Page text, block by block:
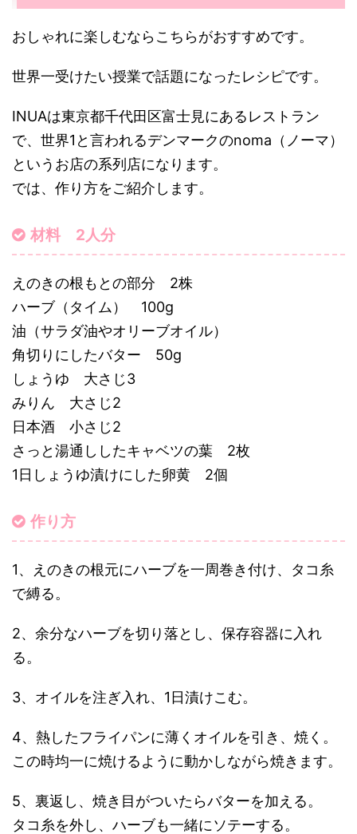
おしゃれに楽しむならこちらがおすすめです。
世界一受けたい授業で話題になったレシピです。
INUAは東京都千代田区富士見にあるレストラン
で、世界1と言われるデンマークのnoma（ノーマ）
というお店の系列店になります。
では、作り方をご紹介します。
材料 2人分
えのきの根もとの部分 2株
ハーブ（タイム） 100g
油（サラダ油やオリーブオイル）
角切りにしたバター 50g
しょうゆ 大さじ3
みりん 大さじ2
日本酒 小さじ2
さっと湯通ししたキャベツの葉 2枚
1日しょうゆ漬けにした卵黄 2個
作り方
1、えのきの根元にハーブを一周巻き付け、タコ糸
で縛る。
2、余分なハーブを切り落とし、保存容器に入れ
る。
3、オイルを注ぎ入れ、1日漬けこむ。
4、熱したフライパンに薄くオイルを引き、焼く。
この時均一に焼けるように動かしながら焼きます。
5、裏返し、焼き目がついたらバターを加える。
タコ糸を外し、ハーブも一緒にソテーする。